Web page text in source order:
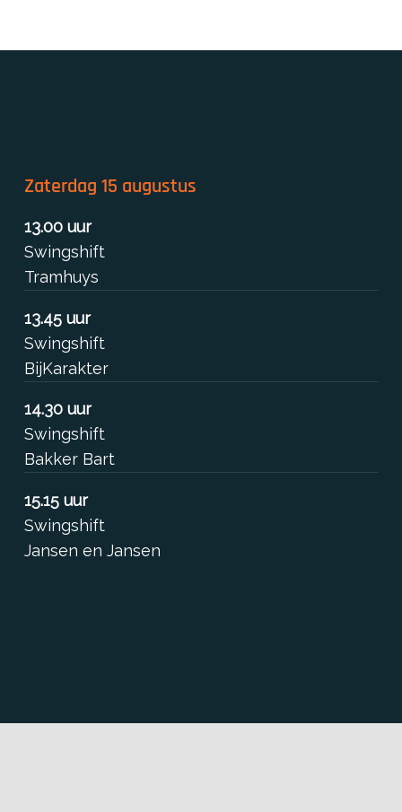
Zaterdag 15 augustus
13.00 uur
Swingshift
Tramhuys
13.45 uur
Swingshift
BijKarakter
14.30 uur
Swingshift
Bakker Bart
15.15 uur
Swingshift
Jansen en Jansen